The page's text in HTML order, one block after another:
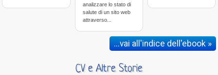
analizzare lo stato di
salute di un sito web
attraverso...
...vai all'indice dell'ebook »
CV e Altre Storie